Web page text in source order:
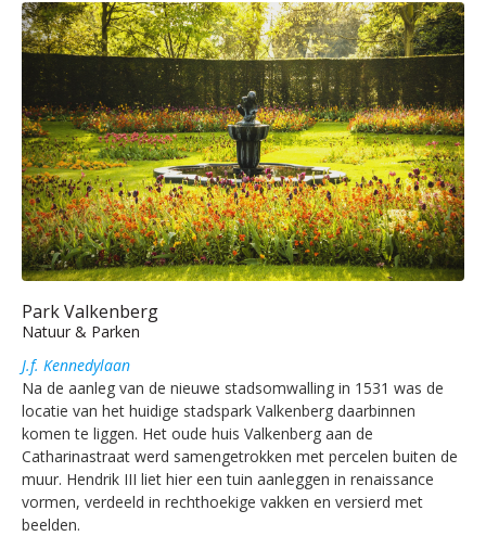
Park Valkenberg
Natuur & Parken
J.f. Kennedylaan
Na de aanleg van de nieuwe stadsomwalling in 1531 was de
locatie van het huidige stadspark Valkenberg daarbinnen
komen te liggen. Het oude huis Valkenberg aan de
Catharinastraat werd samengetrokken met percelen buiten de
muur. Hendrik III liet hier een tuin aanleggen in renaissance
vormen, verdeeld in rechthoekige vakken en versierd met
beelden.